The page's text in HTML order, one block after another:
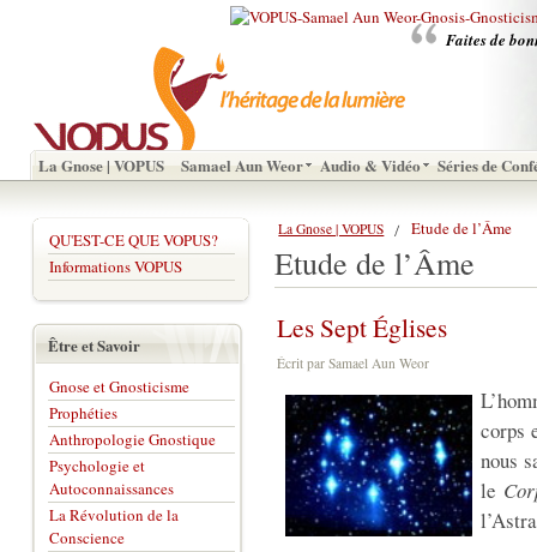
Faites de
La Gnose | VOPUS Samael Aun Weor Audio & Vidéo Séries de
La Gnose | VOPUS Etude de l’Âme
Etude de l’Âme
Les Sept Églises
Écrit par Samael Aun Weor
corps
nous
le
QU'EST-CE QUE VOPUS?
Informations VOPUS
Être et Savoir
Gnose et Gnosticisme
Prophéties
Anthropologie Gnostique
Psychologie et
Autoconnaissances
La Révolution de la
Conscience